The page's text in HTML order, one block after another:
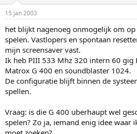
p
s
t
a
r
t
e
r
m
15 jan 2003
het blijkt nagenoeg onmogelijk om
spelen. Vastlopers en spontaan
mijn screensaver vast.
Ik heb PIII 533 Mhz 320 intern 60 gig
Matrox G 400 en soundblaster 1024.
De configuratie blijft binnen de
spellen.
Vraag: is die G 400 uberhaupt wel
spelen? Zo ja, iemand enig idee waar